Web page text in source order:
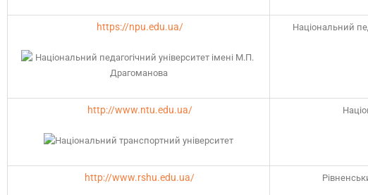
https://npu.edu.ua/ Національний
http://www.ntu.edu.ua/
http://www.rshu.edu.ua/